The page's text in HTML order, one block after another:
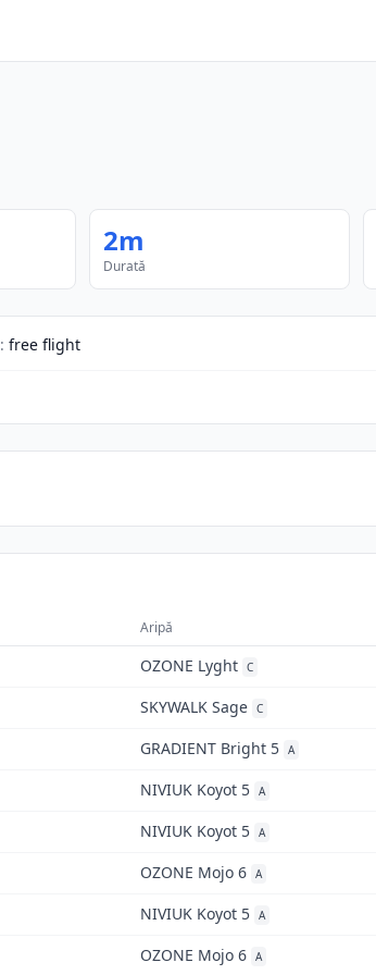
2m
Durată
: free flight
Aripă
OZONE Lyght C
SKYWALK Sage C
GRADIENT Bright 5 A
NIVIUK Koyot 5 A
NIVIUK Koyot 5 A
OZONE Mojo 6 A
NIVIUK Koyot 5 A
OZONE Mojo 6 A